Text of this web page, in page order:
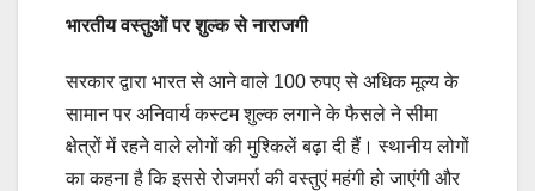
भारतीय वस्तुओं पर शुल्क से नाराजगी
सरकार द्वारा भारत से आने वाले 100 रुपए से अधिक मूल्य के
सामान पर अनिवार्य कस्टम शुल्क लगाने के फैसले ने सीमा
क्षेत्रों में रहने वाले लोगों की मुश्किलें बढ़ा दी हैं। स्थानीय लोगों
का कहना है कि इससे रोजमर्रा की वस्तुएं महंगी हो जाएंगी और